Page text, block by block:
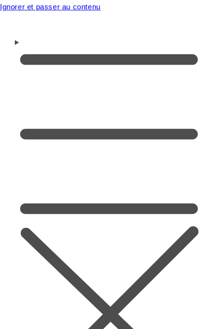
Ignorer et passer au contenu